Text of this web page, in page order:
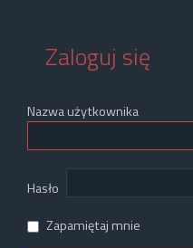
Zaloguj się
Nazwa użytkownika
Hasło
Zapamiętaj mnie